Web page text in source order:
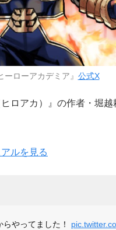
ーローアカデミア』 公式X
ヒロアカ）』の作者・堀
ルを見る
やってました！